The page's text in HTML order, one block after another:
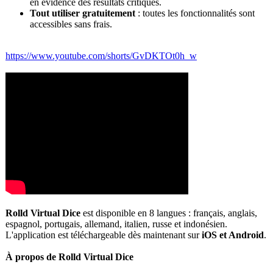
en évidence des résultats critiques.
Tout utiliser gratuitement : toutes les fonctionnalités sont
accessibles sans frais.
https://www.youtube.com/shorts/GvDKTOt0h_ w
Rolld Virtual Dice est disponible en 8 langues : français, anglais,
espagnol, portugais, allemand, italien, russe et indonésien.
L'application est téléchargeable dès maintenant suriOS et Android.
À propos de Rolld Virtual Dice